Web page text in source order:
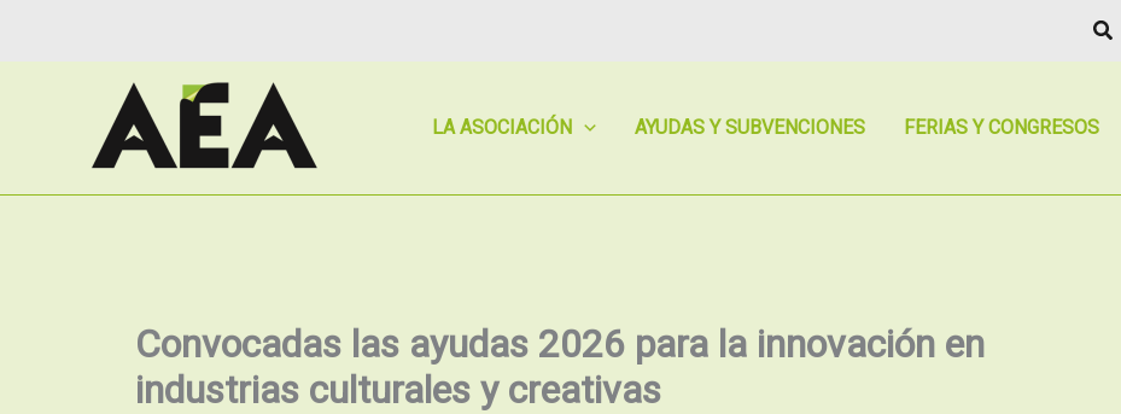
LA ASOCIACIÓN AYUDAS Y SUBVENCIONES FERIAS Y CONGRESOS
Convocadas las ayudas 2026 para la innovación en
industrias culturales y creativas